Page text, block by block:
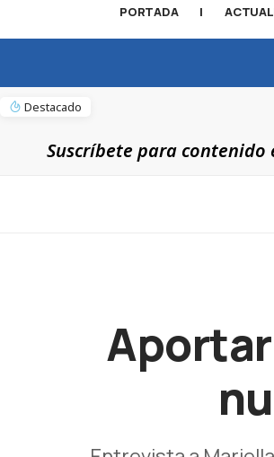
PORTADA |
Destacado
Suscríbete para contenido